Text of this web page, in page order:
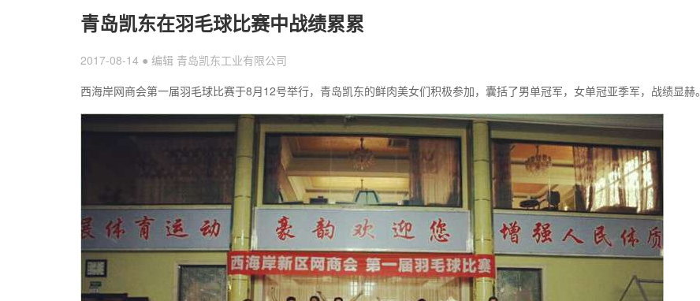
青岛凯东在羽毛球比赛中战绩累累
2017-08-14 ● 编辑 青岛凯东工业有限公司
西海岸网商会第一届羽毛球比赛于8月12号举行，青岛凯东的鲜肉美女们积极参加，囊括了男单冠军，女单冠亚季军，战绩显赫。